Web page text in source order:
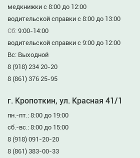
медкнижки с 8:00 до 12:00
водительской справки с 8:00 до 13:00
Сб: 9:00-14:00
водительской справки с 9:00 до 12:00
Вс: Выходной
8 (918) 234 20-20
8 (861) 376 25-95
г. Кропоткин, ул. Красная 41/1
пн.-пт.: 8:00 до 19:00
сб.-вс.: 8:00 до 15:00
8 (918) 091-20-20
8 (861) 383-00-33